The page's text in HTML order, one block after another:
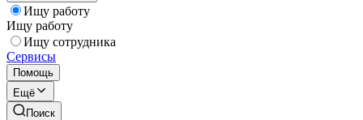
Ищу работу
Ищу работу
Ищу сотрудника
Сервисы
Помощь
Ещё
Поиск